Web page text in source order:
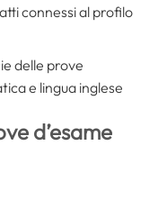
connessi al profilo
delle prove
e lingua inglese
d’esame